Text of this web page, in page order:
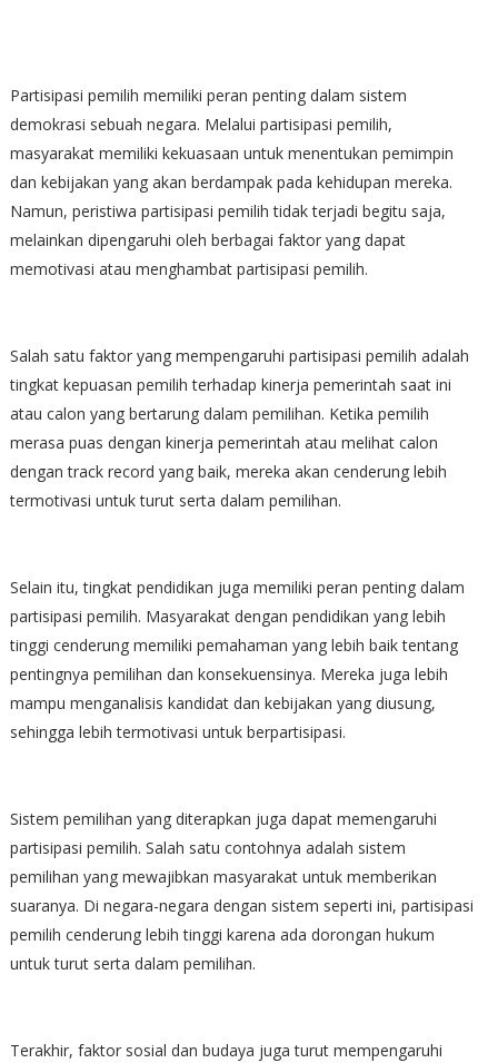
Partisipasi pemilih memiliki peran penting dalam sistem
demokrasi sebuah negara. Melalui partisipasi pemilih,
masyarakat memiliki kekuasaan untuk menentukan pemimpin
dan kebijakan yang akan berdampak pada kehidupan mereka.
Namun, peristiwa partisipasi pemilih tidak terjadi begitu saja,
melainkan dipengaruhi oleh berbagai faktor yang dapat
memotivasi atau menghambat partisipasi pemilih.
Salah satu faktor yang mempengaruhi partisipasi pemilih adalah
tingkat kepuasan pemilih terhadap kinerja pemerintah saat ini
atau calon yang bertarung dalam pemilihan. Ketika pemilih
merasa puas dengan kinerja pemerintah atau melihat calon
dengan track record yang baik, mereka akan cenderung lebih
termotivasi untuk turut serta dalam pemilihan.
Selain itu, tingkat pendidikan juga memiliki peran penting dalam
partisipasi pemilih. Masyarakat dengan pendidikan yang lebih
tinggi cenderung memiliki pemahaman yang lebih baik tentang
pentingnya pemilihan dan konsekuensinya. Mereka juga lebih
mampu menganalisis kandidat dan kebijakan yang diusung,
sehingga lebih termotivasi untuk berpartisipasi.
Sistem pemilihan yang diterapkan juga dapat memengaruhi
partisipasi pemilih. Salah satu contohnya adalah sistem
pemilihan yang mewajibkan masyarakat untuk memberikan
suaranya. Di negara-negara dengan sistem seperti ini, partisipasi
pemilih cenderung lebih tinggi karena ada dorongan hukum
untuk turut serta dalam pemilihan.
Terakhir, faktor sosial dan budaya juga turut mempengaruhi